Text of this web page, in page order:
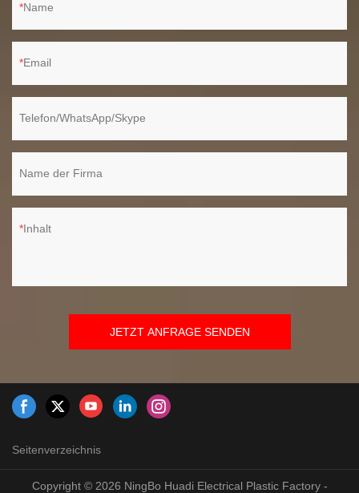
Name
Email
Telefon/WhatsApp/Skype
Name der Firma
Inhalt
JETZT ANFRAGE SENDEN
Seitenverzeichnis
Copyright © 2026 NingBo Huadi Electrical Plastic Factory -